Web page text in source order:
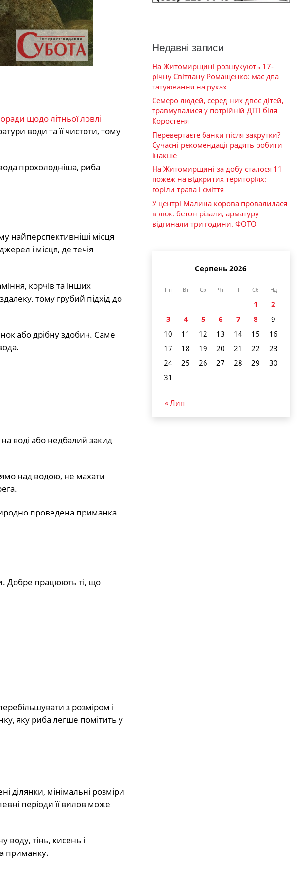
щодо літньої ловлі
води та її чистоти, тому
прохолодніша, риба
найперспективніші місця
і місця, де течія
корчів та інших
тому грубий підхід до
або дрібну здобич. Саме
воді або недбалий закид
над водою, не махати
проведена приманка
Добре працюють ті, що
з розміром і
яку риба легше помітить у
ділянки, мінімальні розміри
періоди її вилов може
воду, тінь, кисень і
приманку.
Недавні записи
На Житомирщині розшукують 17-
річну Світлану Ромащенко: має два
татуювання на руках
Семеро людей, серед них двоє дітей,
травмувалися у потрійній ДТП біля
Коростеня
Перевертаєте банки після закрутки?
Сучасні рекомендації радять робити
інакше
На Житомирщині за добу сталося 11
пожеж на відкритих територіях:
горіли трава і сміття
У центрі Малина корова провалилася
в люк: бетон різали, арматуру
відгинали три години. ФОТО
Серпень 2026
Пн Вт Ср Чт Пт Сб Нд
1
2
3
4 5 6 7 8
9
10
11 12 13 14 15
16
17
18 19 20 21 22
23
24
25 26 27 28 29
30
31
« Лип